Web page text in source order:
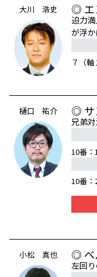
大川 浩史 ◎ エ
迫力
が浮か
７（軸
樋口 祐介 ◎ サ
兄弟
10番：
10番：
小松 真也 ◎ ベ
左回